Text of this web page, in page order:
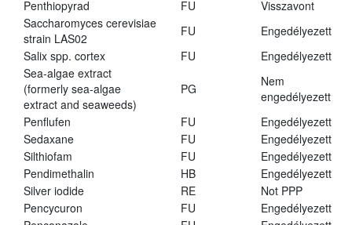
Penthiopyrad
FU
Visszavont
Saccharomyces cerevisiae
strain LAS02
FU
Engedélyezett
Salix spp. cortex
FU
Engedélyezett
Sea-algae extract
(formerly sea-algae
extract and seaweeds)
PG
Nem
engedélyezett
Penflufen
FU
Engedélyezett
Sedaxane
FU
Engedélyezett
Silthiofam
FU
Engedélyezett
Pendimethalin
HB
Engedélyezett
Silver iodide
RE
Not PPP
Pencycuron
FU
Engedélyezett